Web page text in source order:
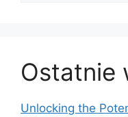
Ostatnie
Unlocking the